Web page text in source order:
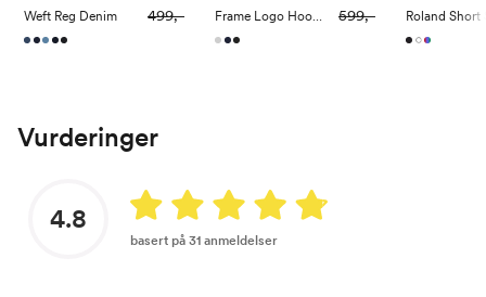
Weft Reg Denim
499,-
Frame Logo Hoodie
599,-
Vurderinger
4.8
basert på 31 anmeldelser